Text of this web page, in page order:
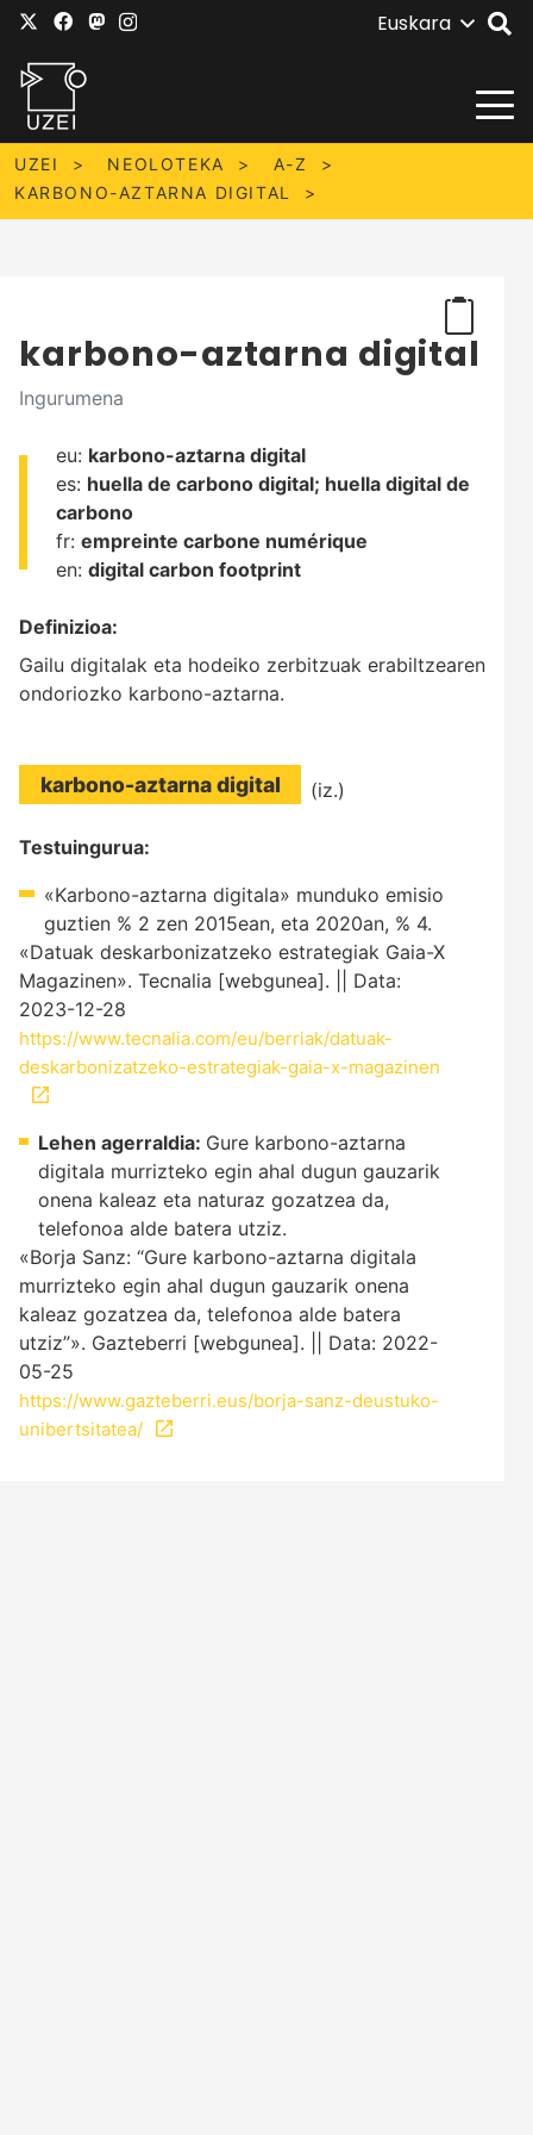
Euskara
UZEI NEOLOTEKA
A-Z
KARBONO-AZTARNA DIGITAL
karbono-aztarna digital
Ingurumena
eu: karbono-aztarna digital
es: huella de carbono digital; huella digital de
carbono
fr: empreinte carbone numérique
en: digital carbon footprint
Definizioa:
Gailu digitalak eta hodeiko zerbitzuak erabiltzearen
ondoriozko karbono-aztarna.
karbono-aztarna digital (iz.)
Testuingurua:
«Karbono-aztarna digitala» munduko emisio
guztien % 2 zen 2015ean, eta 2020an, % 4.
«Datuak deskarbonizatzeko estrategiak Gaia-X
Magazinen». Tecnalia [webgunea]. || Data:
2023-12-28
https://www.tecnalia.com/eu/berriak/datuak-
deskarbonizatzeko-estrategiak-gaia-x-magazinen
Lehen agerraldia: Gure karbono-aztarna
digitala murrizteko egin ahal dugun gauzarik
onena kaleaz eta naturaz gozatzea da,
telefonoa alde batera utziz.
«Borja Sanz: “Gure karbono-aztarna digitala
murrizteko egin ahal dugun gauzarik onena
kaleaz gozatzea da, telefonoa alde batera
utziz”». Gazteberri [webgunea]. || Data: 2022-
05-25
https://www.gazteberri.eus/borja-sanz-deustuko-
unibertsitatea/